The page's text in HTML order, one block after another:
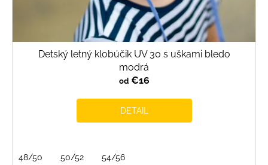
Detský letný klobúčik UV 30 s uškami bledo
modrá
od€16
DETAIL
48/50 50/52 54/56